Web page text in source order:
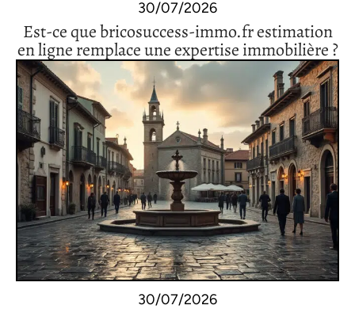
30/07/2026
Est-ce que bricosuccess-immo.fr estimation
en ligne remplace une expertise immobilière ?
30/07/2026